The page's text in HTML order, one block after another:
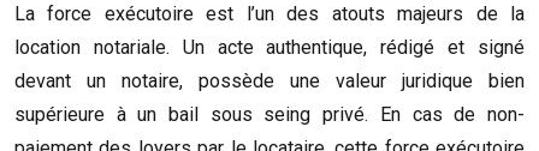
La force exécutoire est l’un des atouts majeurs de la
location notariale. Un acte authentique, rédigé et signé
devant un notaire, possède une valeur juridique bien
supérieure à un bail sous seing privé. En cas de non-